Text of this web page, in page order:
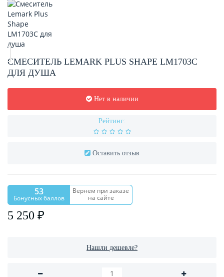
СМЕСИТЕЛЬ LEMARK PLUS SHAPE LM1703C
ДЛЯ ДУША
Нет в наличии
Рейтинг:
Оставить отзыв
53
Бонусных баллов
Вернем при заказе
на сайте
5 250 ₽
Нашли дешевле?